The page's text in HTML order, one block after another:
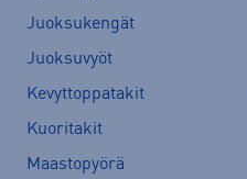
Juoksukengät
Juoksuvyöt
Kevyttoppatakit
Kuoritakit
Maastopyörä